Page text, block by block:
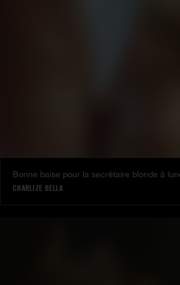
Bonne baise pour la secrétaire blonde à
CHARLIZE BELLA